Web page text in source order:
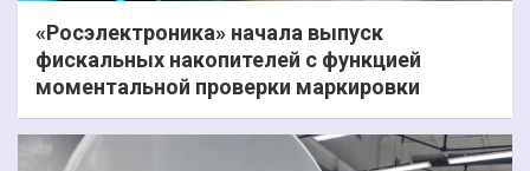
«Росэлектроника» начала выпуск
фискальных накопителей с функцией
моментальной проверки маркировки